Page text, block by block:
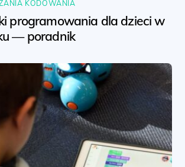
KODOWANIA
programowania dla dzieci w
— poradnik